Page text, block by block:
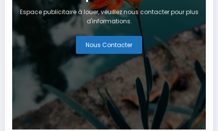
Espace publicitaire à louer, veuillez nous contacter pour plus
d'informations.
Nous Contacter